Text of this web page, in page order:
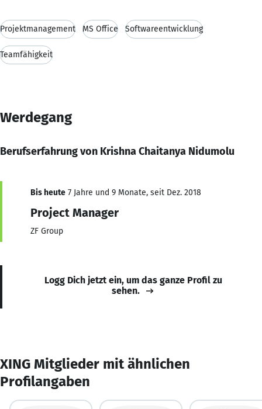
Projektmanagement MS Office Softwareentwicklung
Teamfähigkeit
Werdegang
Berufserfahrung von Krishna Chaitanya Nidumolu
Bis heute 7 Jahre und 9 Monate, seit Dez. 2018
Project Manager
ZF Group
Logg Dich jetzt ein, um das ganze Profil zu
sehen.
XING Mitglieder mit ähnlichen
Profilangaben